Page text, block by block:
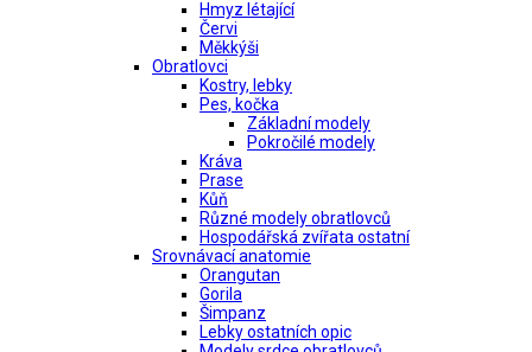
Hmyz létající
Červi
Měkkýši
Obratlovci
Kostry, lebky
Pes, kočka
Základní modely
Pokročilé modely
Kráva
Prase
Kůň
Různé modely obratlovců
Hospodářská zvířata ostatní
Srovnávací anatomie
Orangutan
Gorila
Šimpanz
Lebky ostatních opic